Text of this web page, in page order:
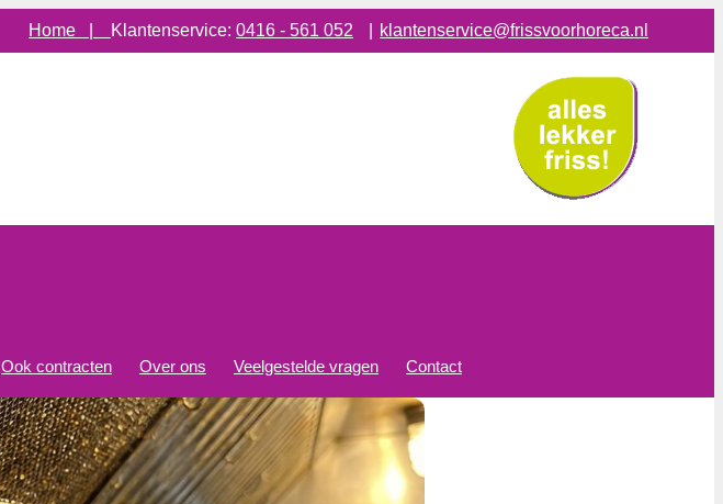
Home | Klantenservice: 0416 - 561 052 klantenservice@frissvoorhoreca.nl
Ook contracten Over ons Veelgestelde vragen Contact